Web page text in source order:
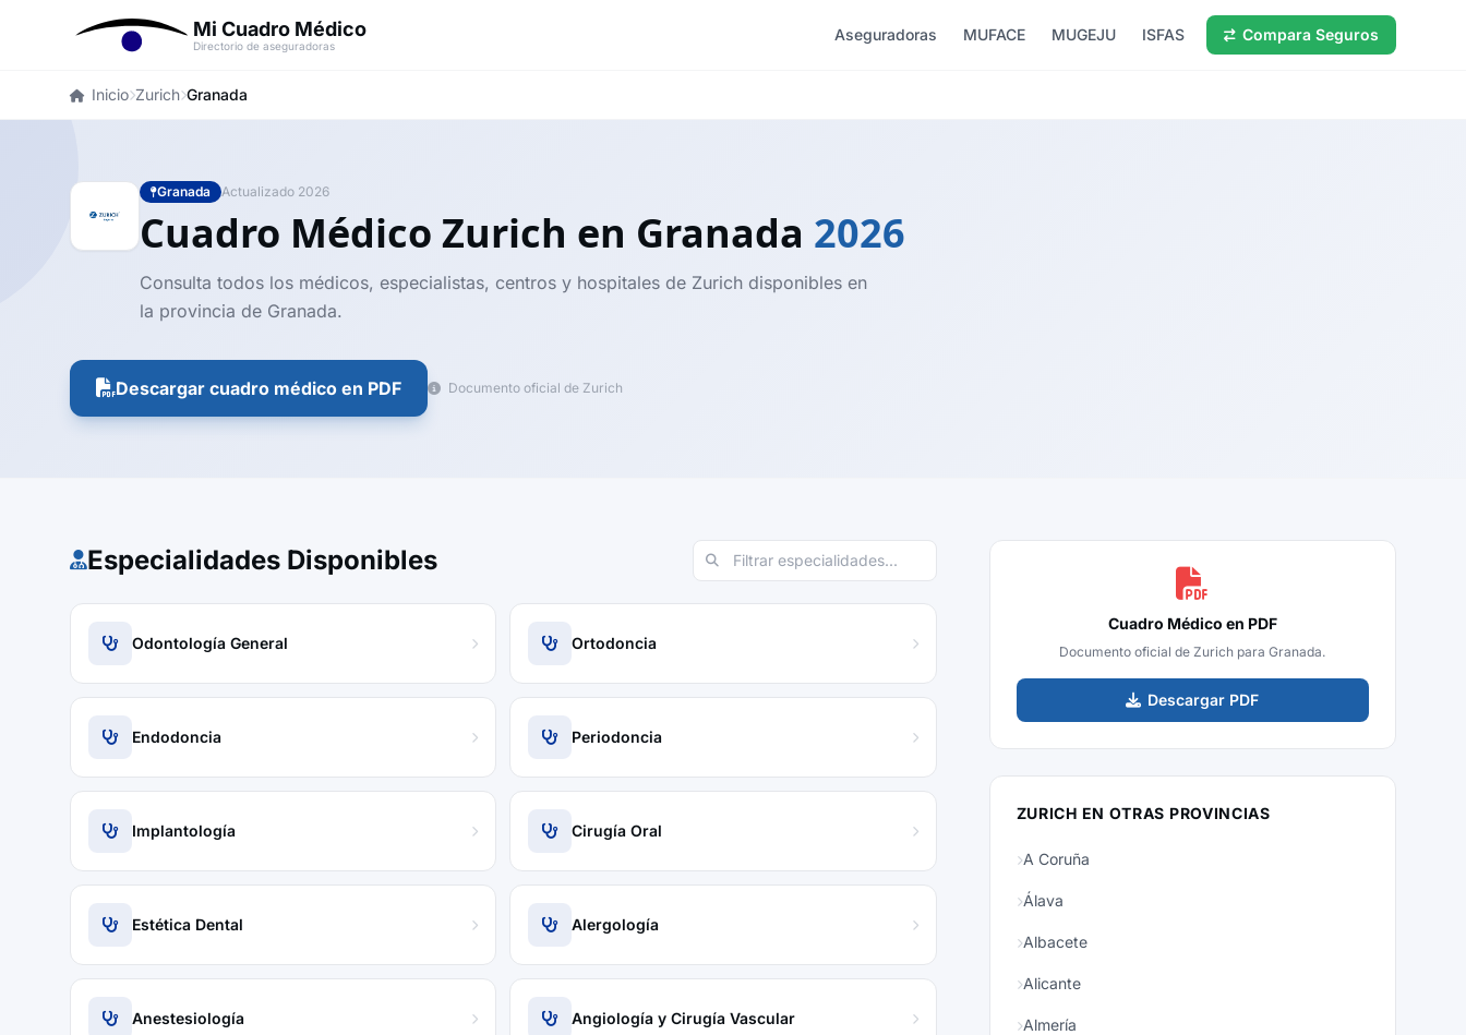
Mi Cuadro Médico
Directorio de aseguradoras
Aseguradoras MUFACE MUGEJU ISFAS Compara Seguros
Inicio Zurich Granada
Granada Actualizado 2026
Cuadro Médico Zurich en Granada 2026
Consulta todos los médicos, especialistas, centros y hospitales de Zurich disponibles en
la provincia de Granada.
Descargar cuadro médico en PDF Documento oficial de Zurich
Especialidades Disponibles
Odontología General Ortodoncia
Endodoncia Periodoncia
Implantología Cirugía Oral
Estética Dental Alergología
Anestesiología Angiología y Cirugía Vascular
Cuadro Médico en PDF
Documento oficial de Zurich para Granada.
Descargar PDF
ZURICH EN OTRAS PROVINCIAS
A Coruña
Álava
Albacete
Alicante
Almería